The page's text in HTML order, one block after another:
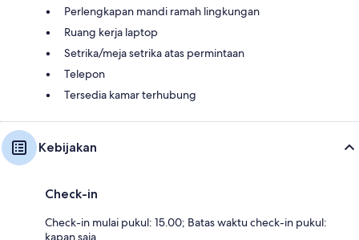
Perlengkapan mandi ramah lingkungan
Ruang kerja laptop
Setrika/meja setrika atas permintaan
Telepon
Tersedia kamar terhubung
Kebijakan
Check-in
Check-in mulai pukul: 15.00; Batas waktu check-in pukul:
kapan saja